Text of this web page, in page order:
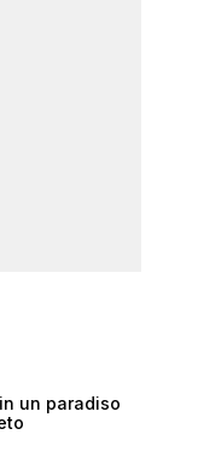
un paradiso